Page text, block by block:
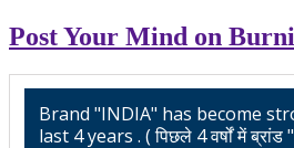
Post Your Mind on
Brand "INDIA" has become
last 4 years . ( पिछले 4 वर्षों में ब्रांड